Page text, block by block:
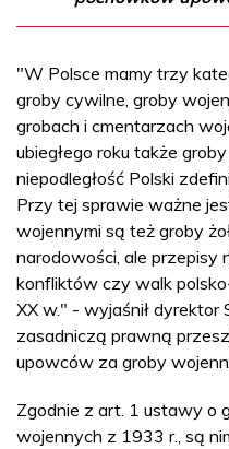
"W Polsce mamy trzy
groby cywilne, groby
grobach i cmentarzach
ubiegłego roku także
niepodległość Polski
Przy tej sprawie ważne
wojennymi są też groby
narodowości, ale przepisy
konfliktów czy walk
XX w." - wyjaśnił dyrektor
zasadniczą prawną
upowców za groby
Zgodnie z art. 1 ustawy o
wojennych z 1933 r., są